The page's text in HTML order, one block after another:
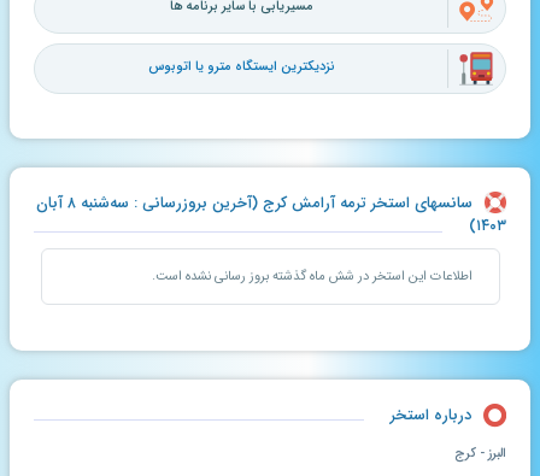
مسیریابی با سایر برنامه ها
نزدیکترین ایستگاه مترو یا اتوبوس
سانسهای استخر ترمه آرامش کرج (آخرین بروزرسانی : سه‌شنبه ۸ آبان
۱۴۰۳)
اطلاعات این استخر در شش ماه گذشته بروز رسانی نشده است.
درباره استخر
البرز - کرج